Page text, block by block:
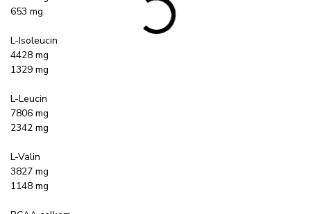
653 mg
L-Isoleucin
4428 mg
1329 mg
L-Leucin
7806 mg
2342 mg
L-Valin
3827 mg
1148 mg